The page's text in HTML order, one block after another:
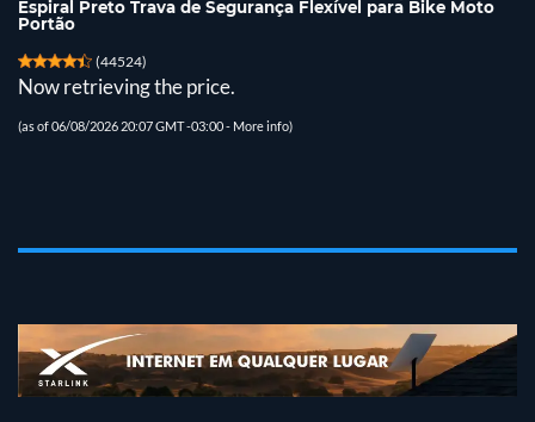
Espiral Preto Trava de Segurança Flexível para Bike Moto
Portão
(44524)
Now retrieving the price.
(as of 06/08/2026 20:07 GMT -03:00 - More info)